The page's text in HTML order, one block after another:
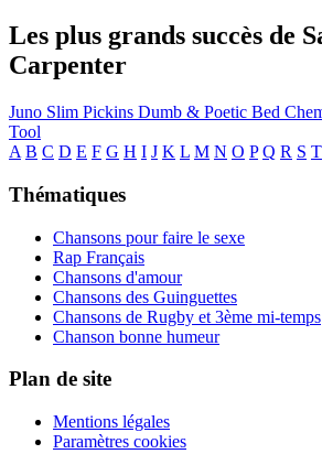
Les plus grands succès de
Carpenter
Juno Slim Pickins Dumb & Poetic Bed
Tool
A B C D E F G H I J K L M N O P Q R S T
Thématiques
Chansons pour faire le sexe
Rap Français
Chansons d'amour
Chansons des Guinguettes
Chansons de Rugby et 3ème mi-temps
Chanson bonne humeur
Plan de site
Mentions légales
Paramètres cookies